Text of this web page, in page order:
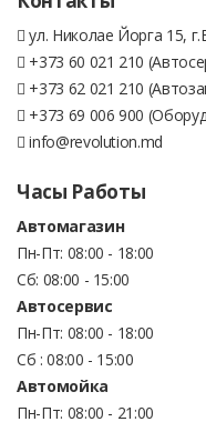
ул. Николае Йорга 15,
+373 60 021 210
+373 62 021 210
+373 69 006 900
info@revolution.md
Часы Работы
Автомагазин
Пн-Пт: 08:00 - 18:00
Сб: 08:00 - 15:00
Автосервис
Пн-Пт: 08:00 - 18:00
Сб : 08:00 - 15:00
Автомойка
Пн-Пт: 08:00 - 21:00